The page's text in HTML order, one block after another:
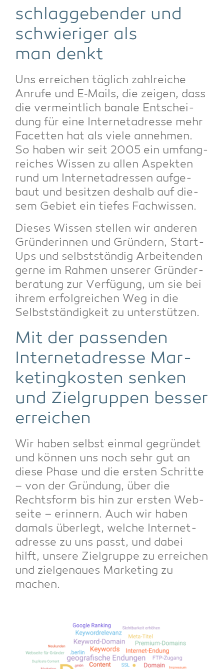
schlag­ge­ben­der und
schwie­ri­ger als
man denkt
Uns errei­chen täg­lich zahl­rei­che
Anru­fe und E‑Mails, die zei­gen, dass
die ver­meint­lich bana­le Ent­schei­
dung für eine Inter­net­adres­se mehr
Facet­ten hat als vie­le anneh­men.
So haben wir seit 2005 ein umfang­
rei­ches Wis­sen zu allen Aspek­ten
rund um Inter­net­adres­sen auf­ge­
baut und besit­zen des­halb auf die­
sem Gebiet ein tie­fes Fachwissen.
Die­ses Wis­sen stel­len wir ande­ren
Grün­de­rin­nen und Grün­dern, Start-
Ups und selbst­stän­dig Arbei­ten­den
ger­ne im Rah­men unse­rer Grün­der­
be­ra­tung zur Ver­fü­gung, um sie bei
ihrem erfolg­rei­chen Weg in die
Selbst­stän­dig­keit zu unterstützen.
Mit der pas­sen­den
Inter­net­adres­se Mar­
ke­ting­kos­ten sen­ken
und Ziel­grup­pen bes­ser
erreichen
Wir haben selbst ein­mal gegrün­det
und kön­nen uns noch sehr gut an
die­se Pha­se und die ers­ten Schrit­te
– von der Grün­dung, über die
Rechts­form bis hin zur ers­ten Web­
sei­te – erin­nern. Auch wir haben
damals über­legt, wel­che Inter­net­
adres­se zu uns passt, und dabei
hilft, unse­re Ziel­grup­pe zu errei­chen
und ziel­ge­nau­es Mar­ke­ting zu
machen.